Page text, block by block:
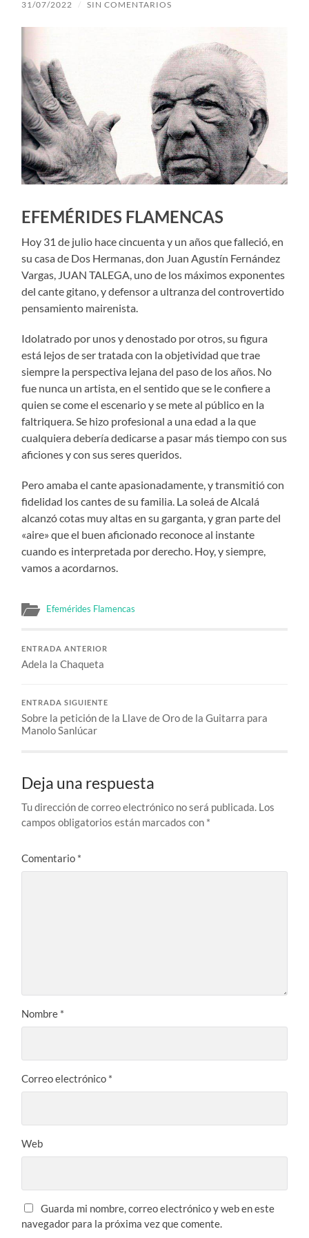
31/07/2022 / SIN COMENTARIOS
EFEMÉRIDES FLAMENCAS
Hoy 31 de julio hace cincuenta y un años que falleció, en
su casa de Dos Hermanas, don Juan Agustín Fernández
Vargas, JUAN TALEGA, uno de los máximos exponentes
del cante gitano, y defensor a ultranza del controvertido
pensamiento mairenista.
Idolatrado por unos y denostado por otros, su figura
está lejos de ser tratada con la objetividad que trae
siempre la perspectiva lejana del paso de los años. No
fue nunca un artista, en el sentido que se le confiere a
quien se come el escenario y se mete al público en la
faltriquera. Se hizo profesional a una edad a la que
cualquiera debería dedicarse a pasar más tiempo con sus
aficiones y con sus seres queridos.
Pero amaba el cante apasionadamente, y transmitió con
fidelidad los cantes de su familia. La soleá de Alcalá
alcanzó cotas muy altas en su garganta, y gran parte del
«aire» que el buen aficionado reconoce al instante
cuando es interpretada por derecho. Hoy, y siempre,
vamos a acordarnos.
Efemérides Flamencas
ENTRADA ANTERIOR
Adela la Chaqueta
ENTRADA SIGUIENTE
Sobre la petición de la Llave de Oro de la Guitarra para
Manolo Sanlúcar
Deja una respuesta
Tu dirección de correo electrónico no será publicada. Los
campos obligatorios están marcados con *
Comentario *
Nombre *
Correo electrónico *
Web
Guarda mi nombre, correo electrónico y web en este
navegador para la próxima vez que comente.